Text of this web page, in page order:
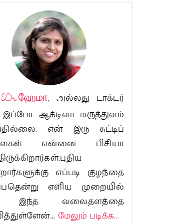
Dr.ஹேமா, அல்லது டாக்டர்
இப்போ ஆக்டிவா மருத்துவம்
என் இரு சுட்டிப்
என்னை பிசியா
எப்படி குழந்தை
எளிய முறையில்
இந்த வலைதளத்தை
மேலும் படிக்க...